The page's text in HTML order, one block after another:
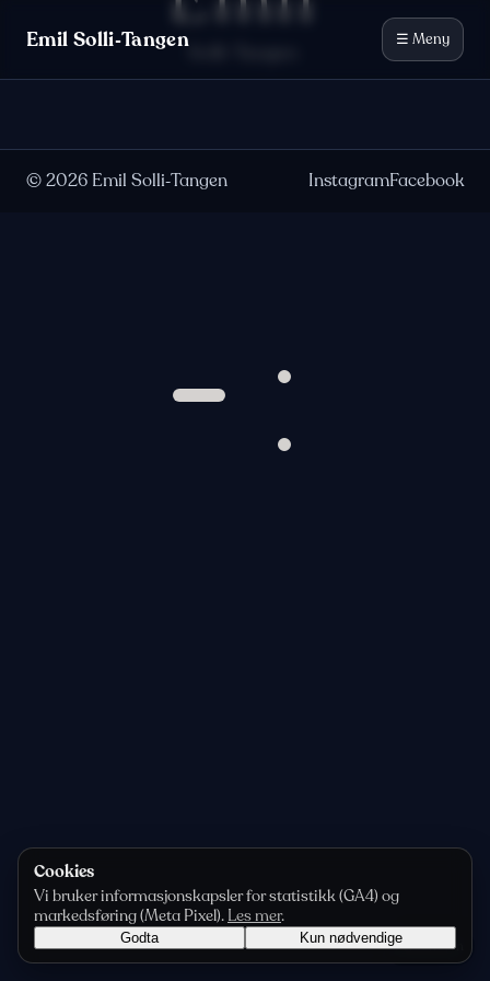
Emil Solli‑Tangen ☰ Meny
Solli-Tangen
©2026 Emil Solli‑Tangen InstagramFacebook
Personvern
Cookies
Vi bruker informasjonskapsler for statistikk (GA4) og
markedsføring (Meta Pixel). Les mer.
Godta Kun nødvendige